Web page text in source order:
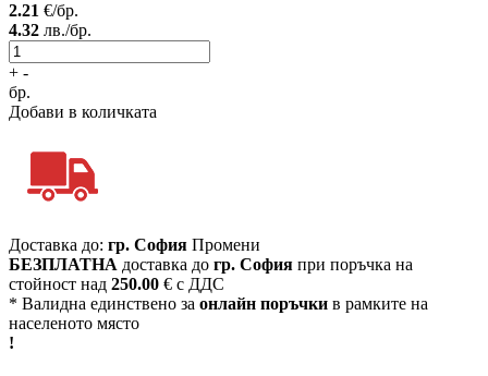
2.21 €/бр.
4.32 лв./бр.
+ -
бр.
Добави в количката
Доставка до: гр. София Промени
БЕЗПЛАТНА доставка до гр. София при поръчка на
стойност над 250.00 € с ДДС
* Валидна единствено за онлайн поръчки в рамките на
населеното място
!